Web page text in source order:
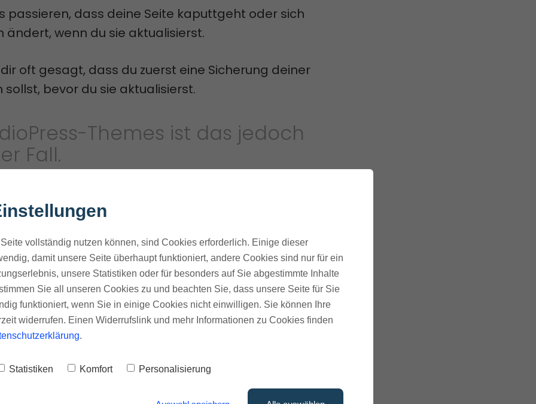
passieren, dass deine Seite kaputtgeht oder sich
ändert, wenn du sie aktualisierst.
oft gesagt, dass du zuerst eine Sicherung deiner
sollst, bevor du sie aktualisierst.
Themes ist das jedoch
Fall.
die Themes von Drittanbietern, die für StudioPress
das von dir gewählteStudioPress-Themeauf deine
„ruht“ auf dem Framework und arbeitet mit ihm
vollständig nutzen können, sind Cookies erforderlich. Einige dieser
damit unsere Seite überhaupt funktioniert, andere Cookies sind nur für ein
unsere Statistiken oder für besonders auf Sie abgestimmte Inhalte
Sie all unseren Cookies zu und beachten Sie, dass unsere Seite für Sie
funktioniert, wenn Sie in einige Cookies nicht einwilligen. Sie können Ihre
widerrufen. Einen Widerrufslink und mehr Informationen zu Cookies finden
.
Statistiken Komfort Personalisierung